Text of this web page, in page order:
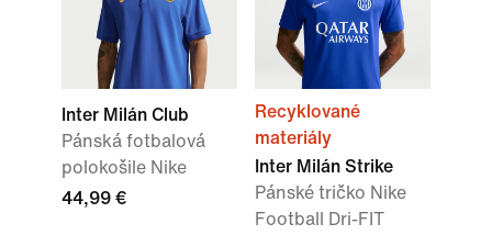
Inter Milán Club
Pánská fotbalová
polokošile Nike
44,99 €
Recyklované
materiály
Inter Milán Strike
Pánské tričko Nike
Football Dri-FIT